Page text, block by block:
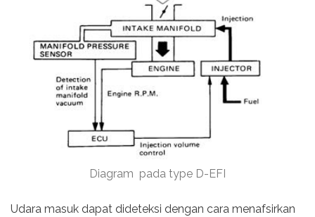
Diagram pada type D-EFI
Udara masuk dapat dideteksi dengan cara menafsirkan